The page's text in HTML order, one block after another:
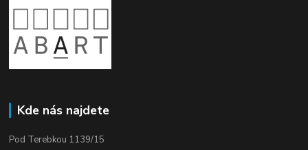
Kde nás najdete
Pod Terebkou 1139/15